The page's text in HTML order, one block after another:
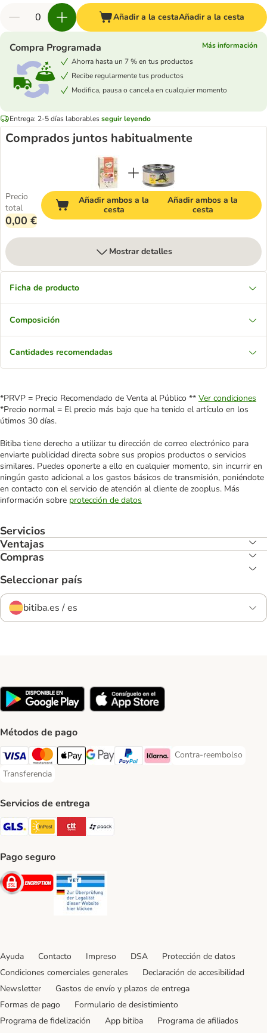
Añadir a la cestaAñadir a la cesta
Compra Programada
Más información
Ahorra hasta un 7 % en tus productos
Recibe regularmente tus productos
Modifica, pausa o cancela en cualquier momento
Entrega: 2-5 días laborablesseguir leyendo
Comprados juntos habitualmente
Precio
total
0,00 €
Añadir ambos a la
cesta
Añadir ambos a la
cesta
Mostrar detalles
Ficha de producto
Composición
Cantidades recomendadas
*PRVP = Precio Recomendado de Venta al Público ** Ver condiciones
*Precio normal = El precio más bajo que ha tenido el artículo en los
útimos 30 días.
Bitiba tiene derecho a utilizar tu dirección de correo electrónico para
enviarte publicidad directa sobre sus propios productos o servicios
similares. Puedes oponerte a ello en cualquier momento, sin incurrir en
ningún gasto adicional a los gastos básicos de transmisión, poniéndote
en contacto con el servicio de atención al cliente de zooplus. Más
información sobre protección de datos
Servicios
Ventajas
Compras
Seleccionar país
bitiba.es / es
Métodos de pago
Visa Payment Method
Mastercard Payment Method
Apple Pay Payment Method
Google Pay Payment Method
PayPal Payment Method
Klarna Payment Method
Contra-reembolso
Contra-reembolso
Transferencia
Transferencia Payment Method
Servicios de entrega
GLS Shipping Method
InPost Shipping Method
CTTExpress Shipping Method
paack Shipping Method
Pago seguro
Security
Ayuda Contacto Impreso DSA
Protección de datos
Condiciones comerciales generales
Declaración de accesibilidad
Newsletter
Gastos de envío y plazos de entrega
Formas de pago
Formulario de desistimiento
Programa de fidelización
App bitiba
Programa de afiliados